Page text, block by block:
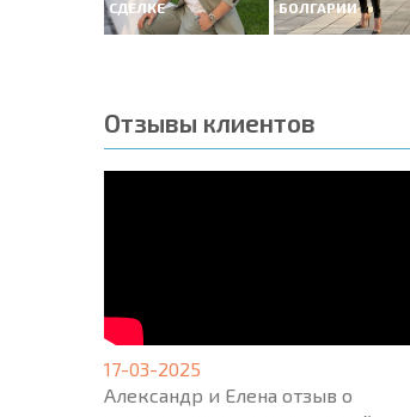
СДЕЛКЕ
БОЛГАРИИ
Отзывы клиентов
17-03-2025
Александр и Елена отзыв о